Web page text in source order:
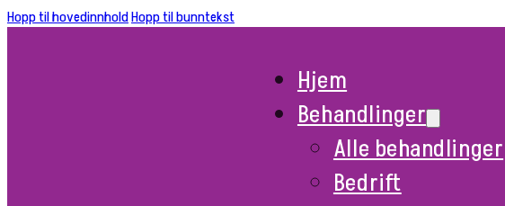
Hopp til hovedinnholdHopp til bunntekst
Hjem
Behandlinger
Alle behandlinger
Bedrift